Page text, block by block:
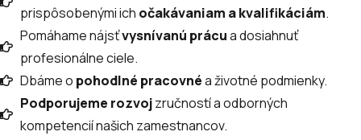
prispôsobenými ich očakávaniam a kvalifikáciám.
Pomáhame nájsťvysnívanú prácua dosiahnuť
profesionálne ciele.
Dbáme o pohodlné pracovnéa životné podmienky.
Podporujeme rozvojzručností a odborných
kompetencií našich zamestnancov.